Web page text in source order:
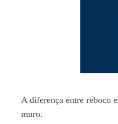
A diferença entre reboco
muro.